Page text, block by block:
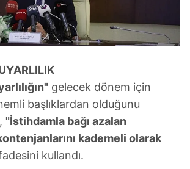
gelecek dönem için
başlıklardan olduğunu
"İstihdamla bağı azalan
kademeli olarak
kullandı.